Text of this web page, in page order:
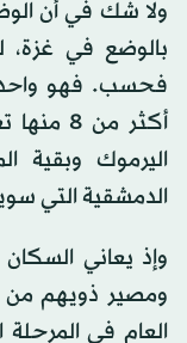
ولا شك في أن
بالوضع في غزة،
أكثر
اليرموك وبقية
الدمشقية التي
وإذ يعاني السكان
ومصير ذويهم من
العام في المرحلة